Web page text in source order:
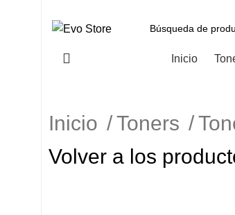
Inicio
Inicio Toners
Volver a los